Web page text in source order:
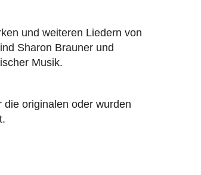
und weiteren Liedern von
Sharon Brauner und
Musik.
originalen oder wurden